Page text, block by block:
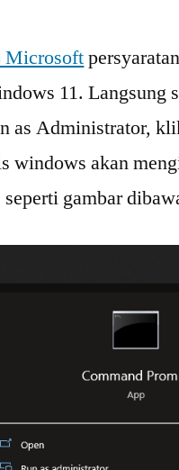
Microsoft
11. Langsung
as Administrator,
windows akan
gambar